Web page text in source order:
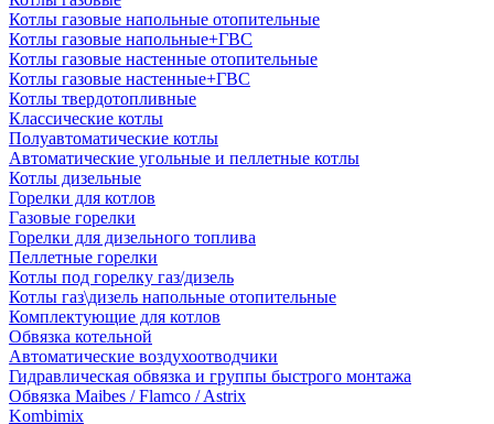
Котлы газовые напольные отопительные
Котлы газовые напольные+ГВС
Котлы газовые настенные отопительные
Котлы газовые настенные+ГВС
Котлы твердотопливные
Классические котлы
Полуавтоматические котлы
Автоматические угольные и пеллетные котлы
Котлы дизельные
Горелки для котлов
Газовые горелки
Горелки для дизельного топлива
Пеллетные горелки
Котлы под горелку газ/дизель
Котлы газ\дизель напольные отопительные
Комплектующие для котлов
Обвязка котельной
Автоматические воздухоотводчики
Гидравлическая обвязка и группы быстрого монтажа
Обвязка Maibes / Flamco / Astrix
Kombimix